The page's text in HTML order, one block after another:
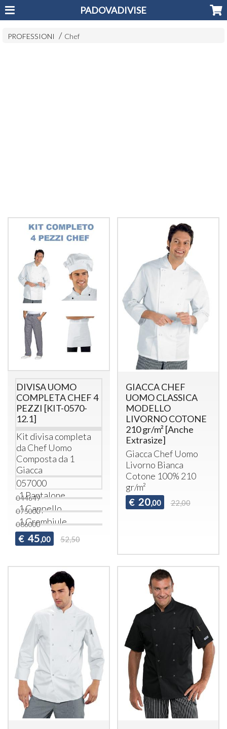
PADOVADIVISE
PROFESSIONI Chef
DIVISA UOMO
COMPLETA CHEF 4
PEZZI [KIT-0570-
12.1]
Kit divisa completa
da Chef Uomo
Composta da 1
Giacca
057000
, 1 Pantalone
044649
, 1 Cappello
075000
, 1 Grembiule
086000
€ 45,00 52,50
GIACCA CHEF
UOMO CLASSICA
MODELLO
LIVORNO COTONE
210 gr/m² [Anche
Extrasize]
Giacca Chef Uomo
Livorno Bianca
Cotone 100% 210
gr/m²
€ 20,00 22,00